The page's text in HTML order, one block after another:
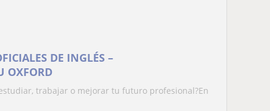
DE INGLÉS –
OXFORD
trabajar o mejorar tu futuro profesional?En